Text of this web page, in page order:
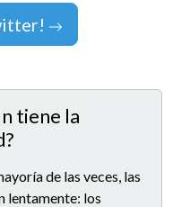
tiene la
de las veces, las
lentamente: los